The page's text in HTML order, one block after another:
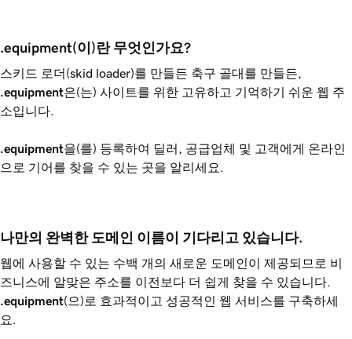
.equipment(이)란 무엇인가요?
스키드 로더(skid loader)를 만들든 축구 골대를 만들든,
.equipment은(는) 사이트를 위한 고유하고 기억하기 쉬운 웹 주
소입니다.
.equipment을(를) 등록하여 딜러, 공급업체 및 고객에게 온라인
으로 기어를 찾을 수 있는 곳을 알리세요.
나만의 완벽한 도메인 이름이 기다리고 있습니다.
웹에 사용할 수 있는 수백 개의 새로운 도메인이 제공되므로 비
즈니스에 알맞은 주소를 이전보다 더 쉽게 찾을 수 있습니다.
.equipment(으)로 효과적이고 성공적인 웹 서비스를 구축하세
요.